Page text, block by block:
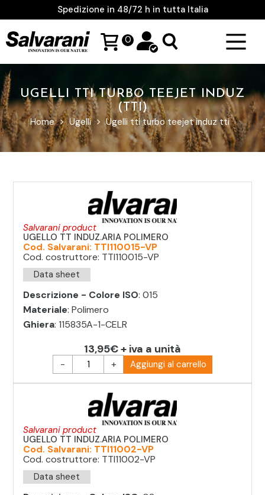
Spedizione in 48/72 h in tutta Italia
0
UGELLI TTI TURBO TEEJET INDUZ
(TTI)
Home Ugelli Ugelli tti turbo teejet induz tti
Salvarani product
UGELLO TT INDUZ.ARIA POLIMERO
Cod. Salvarani: TTI110015-VP
Cod. costruttore: TTI110015-VP
Data sheet
Descrizione - Colore ISO: 015
Materiale: Polimero
Ghiera: 115835A-1-CELR
13,95€ + iva a unità
- + Aggiungi al carrello
Salvarani product
UGELLO TT INDUZ.ARIA POLIMERO
Cod. Salvarani: TTI11002-VP
Cod. costruttore: TTI11002-VP
Data sheet